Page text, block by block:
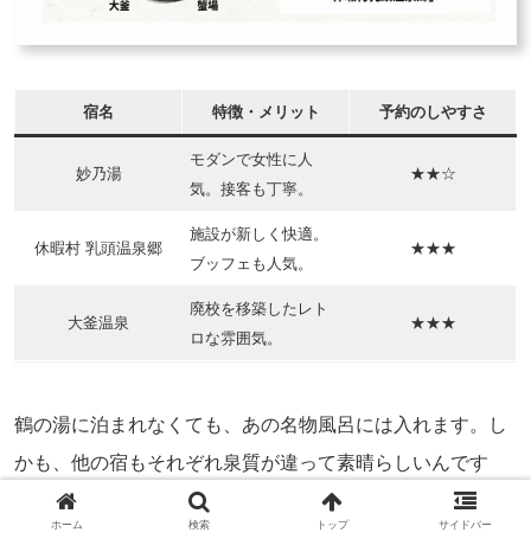
宿名 特徴・メリット 予約のしやすさ
妙乃湯
モダンで女性に人
気。接客も丁寧。
★★☆
休暇村 乳頭温泉郷
施設が新しく快適。
ブッフェも人気。
★★★
大釜温泉
廃校を移築したレト
ロな雰囲気。
★★★
鶴の湯に泊まれなくても、あの名物風呂には入れます。し
かも、他の宿もそれぞれ泉質が違って素晴らしいんです
ホーム 検索 トップ サイドバー